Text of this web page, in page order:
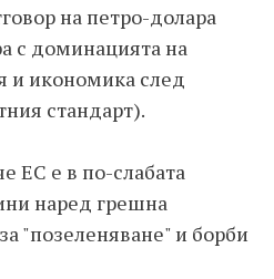
на петро-долара
с доминацията на
и икономика след
стандарт).
ЕС е в по-слабата
наред грешна
"позеленяване" и борби